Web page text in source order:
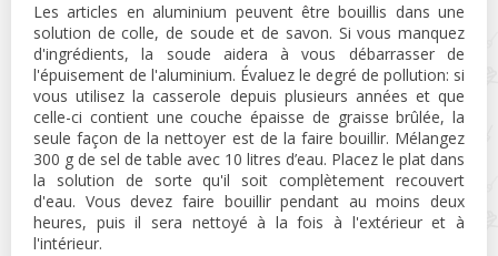
Les articles en aluminium peuvent être bouillis dans une
solution de colle, de soude et de savon. Si vous manquez
d'ingrédients, la soude aidera à vous débarrasser de
l'épuisement de l'aluminium. Évaluez le degré de pollution: si
vous utilisez la casserole depuis plusieurs années et que
celle-ci contient une couche épaisse de graisse brûlée, la
seule façon de la nettoyer est de la faire bouillir. Mélangez
300 g de sel de table avec 10 litres d’eau. Placez le plat dans
la solution de sorte qu'il soit complètement recouvert
d'eau. Vous devez faire bouillir pendant au moins deux
heures, puis il sera nettoyé à la fois à l'extérieur et à
l'intérieur.